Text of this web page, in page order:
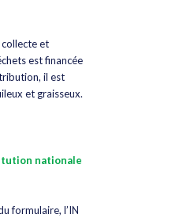
et
est financée
il est
et graisseux.
nationale
formulaire, l’IN